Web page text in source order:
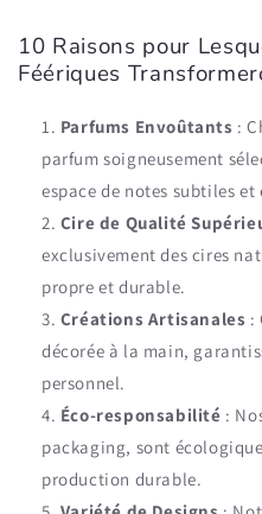
10 Raisons pour
Féériques
Parfums Envoûtants :
parfum soigneusement
espace de notes subtiles et
Cire de Qualité
exclusivement des cires
propre et durable.
Créations Artisanales :
décorée à la main,
personnel.
Éco-responsabilité :
packaging, sont
production durable.